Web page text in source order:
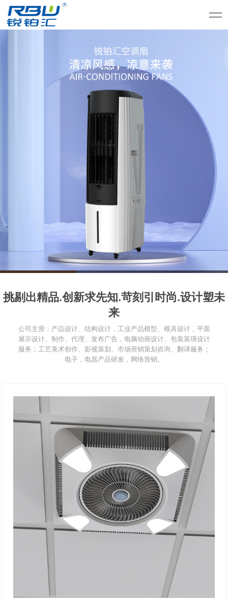
挑剔出精品.创新求先知.苛刻引时尚.设计塑未
来
公司主营：产品设计、结构设计，工业产品模型、模具设计，平面
展示设计、制作、代理、发布广告，电脑动画设计、包装装璜设计
服务；工艺美术创作、影视策划、市场营销策划咨询、翻译服务；
电子，电器产品研发，网络营销。